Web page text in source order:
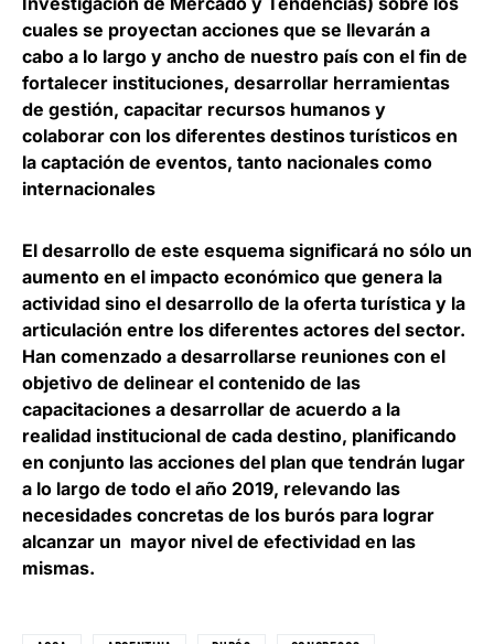
cuales se proyectan acciones que se llevarán a
cabo a lo largo y ancho de nuestro país con el fin de
fortalecer instituciones, desarrollar herramientas
de gestión, capacitar recursos humanos y
colaborar con los diferentes destinos turísticos en
la captación de eventos, tanto nacionales como
internacionales
El desarrollo de este esquema significará no sólo un
aumento en el impacto económico que genera la
actividad sino el desarrollo de la oferta turística y la
articulación entre los diferentes actores del sector.
Han comenzado a desarrollarse reuniones con el
objetivo de delinear el contenido de las
capacitaciones a desarrollar de acuerdo a la
realidad institucional de cada destino, planificando
en conjunto las acciones del plan que tendrán lugar
a lo largo de todo el año 2019, relevando las
necesidades concretas de los burós para lograr
alcanzar un mayor nivel de efectividad en las
mismas.